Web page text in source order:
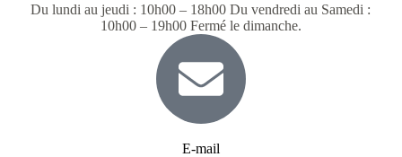
Du lundi au jeudi : 10h00 – 18h00 Du vendredi au Samedi :
10h00 – 19h00 Fermé le dimanche.
E-mail